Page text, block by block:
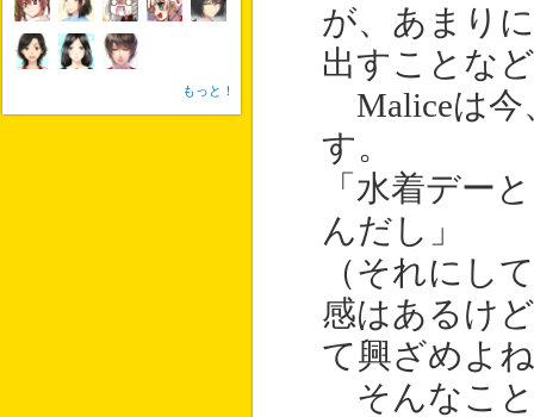
が、あまり
出すことな
Maliceは今
す。
「水着デー
んだし」
（それにし
感はあるけ
て興ざめよ
そんなこと
もっと！